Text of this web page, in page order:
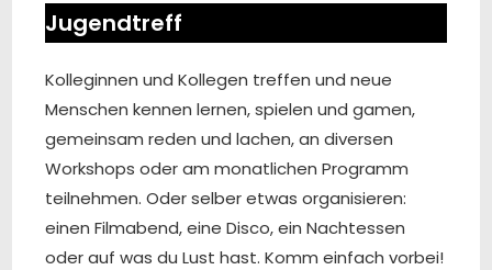
Jugendtreff
Kolleginnen und Kollegen treffen und neue
Menschen kennen lernen, spielen und gamen,
gemeinsam reden und lachen, an diversen
Workshops oder am monatlichen Programm
teilnehmen. Oder selber etwas organisieren:
einen Filmabend, eine Disco, ein Nachtessen
oder auf was du Lust hast. Komm einfach vorbei!